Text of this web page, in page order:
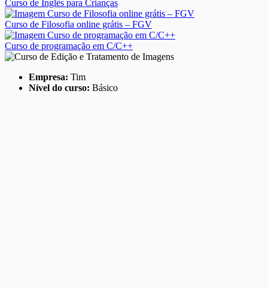
Curso de Inglês para Crianças
Curso de Filosofia online grátis – FGV
Curso de programação em C/C++
Empresa: Tim
Nível do curso: Básico